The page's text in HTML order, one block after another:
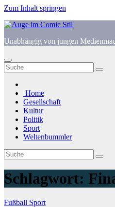
Zum Inhalt springen
Unabhängig von jungen
Home
Gesellschaft
Kultur
Politik
Sport
Weltenbummler
Schlagwort:
Fußball Sport